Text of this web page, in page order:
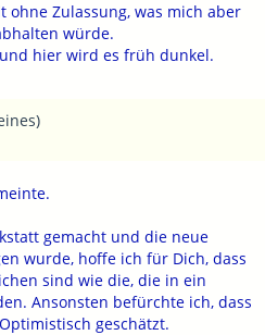
ohne Zulassung, was mich aber
würde.
hier wird es früh dunkel.
gemacht und die neue
wurde, hoffe ich für Dich, dass
sind wie die, die in ein
Ansonsten befürchte ich, dass
geschätzt.